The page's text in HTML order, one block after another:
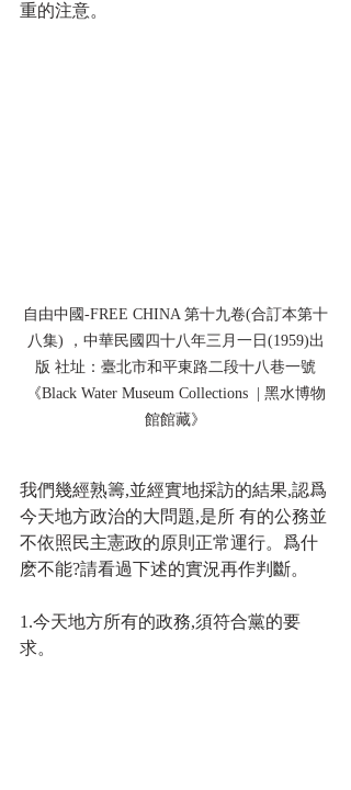
重的注意。
自由中國-FREE CHINA 第十九卷(合訂本第十
八集) ，中華民國四十八年三月一日(1959)出
版 社址：臺北市和平東路二段十八巷一號
《Black Water Museum Collections  | 黑水博物
館館藏》
我們幾經熟籌,並經實地採訪的結果,認爲
今天地方政治的大問題,是所 有的公務並
不依照民主憲政的原則正常運行。爲什
麽不能?請看過下述的實況再作判斷。
1.今天地方所有的政務,須符合黨的要
求。